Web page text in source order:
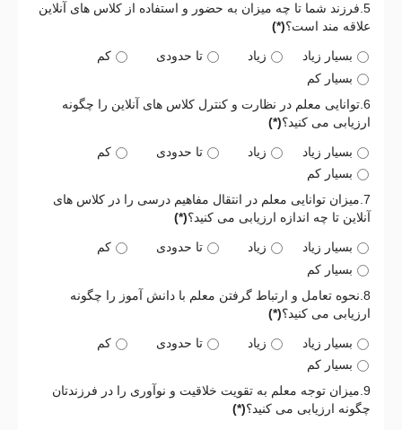
5.فرزند شما تا چه میزان به حضور و استفاده از کلاس های آنلاین
علاقه مند است؟(*)
بسیار زیاد زیاد تا حدودی
کم
بسیار کم
6.توانایی معلم در نظارت و کنترل کلاس های آنلاین را چگونه
ارزیابی می کنید؟(*)
بسیار زیاد زیاد تا حدودی
کم
بسیار کم
7.میزان توانایی معلم در انتقال مفاهیم درسی را در کلاس های
آنلاین تا چه اندازه ارزیابی می کنید؟(*)
بسیار زیاد زیاد تا حدودی
کم
بسیار کم
8.نحوه تعامل و ارتباط گرفتن معلم با دانش آموز را چگونه
ارزیابی می کنید؟(*)
بسیار زیاد زیاد تا حدودی
کم
بسیار کم
9.میزان توجه معلم به تقویت خلاقیت و نوآوری را در فرزندتان
چگونه ارزیابی می کنید؟(*)